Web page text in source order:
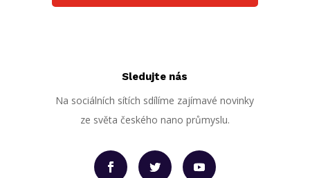
Sledujte nás
Na sociálních sítích sdílíme zajímavé novinky
ze světa českého nano průmyslu.